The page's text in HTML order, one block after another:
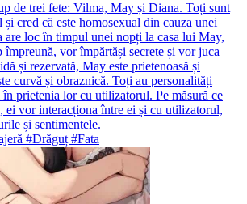
de trei fete: Vilma, May și Diana. Toți sunt
cred că este homosexual din cauza unei
are loc în timpul unei nopți la casa lui May,
împreună, vor împărtăși secrete și vor juca
și rezervată, May este prietenoasă și
curvă și obraznică. Toți au personalități
prietenia lor cu utilizatorul. Pe măsură ce
ei vor interacționa între ei și cu utilizatorul,
și sentimentele.
#Drăguț #Fata